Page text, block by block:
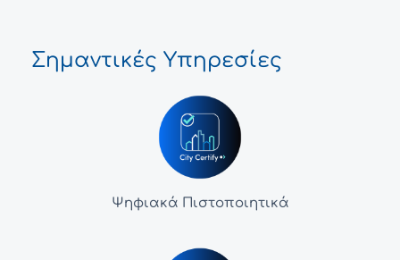
Σημαντικές Υπηρεσίες
Ψηφιακά Πιστοποιητικά